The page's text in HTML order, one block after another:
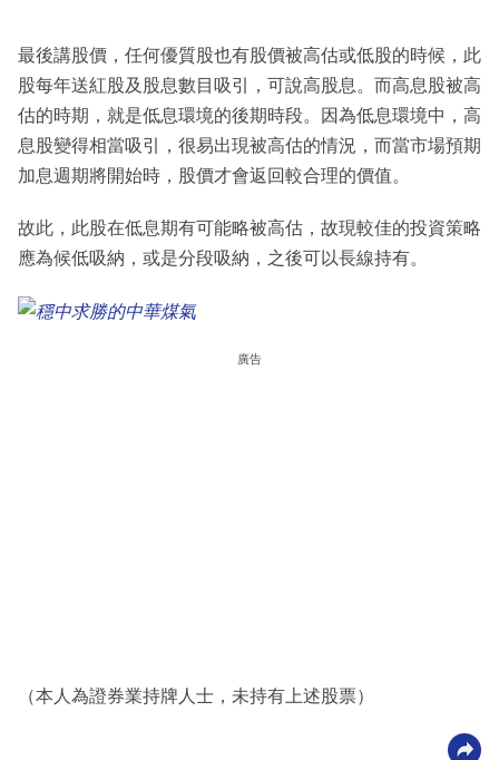
最後講股價，任何優質股也有股價被高估或低股的時候，此
股每年送紅股及股息數目吸引，可說高股息。而高息股被高
估的時期，就是低息環境的後期時段。因為低息環境中，高
息股變得相當吸引，很易出現被高估的情況，而當市場預期
加息週期將開始時，股價才會返回較合理的價值。
故此，此股在低息期有可能略被高估，故現較佳的投資策略
應為候低吸納，或是分段吸納，之後可以長線持有。
廣告
（本人為證券業持牌人士，未持有上述股票）